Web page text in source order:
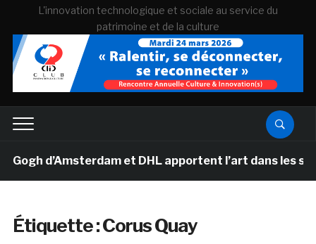
L'innovation technologique et sociale au service du
patrimoine et de la culture
d’Amsterdam et DHL apportent l’art dans les
Étiquette :Corus Quay